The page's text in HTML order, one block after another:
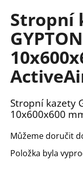
Stropní
Stropní kazety
10x600x600
Můžeme doručit
Položka byla
?
D
o
p
o
r